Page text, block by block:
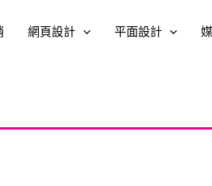
網頁設計 平面設計